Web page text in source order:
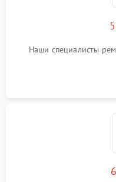
Наши специалисты